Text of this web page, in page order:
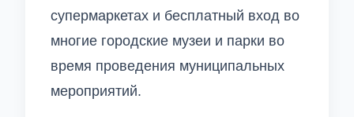
супермаркетах и бесплатный вход во
многие городские музеи и парки во
время проведения муниципальных
мероприятий.